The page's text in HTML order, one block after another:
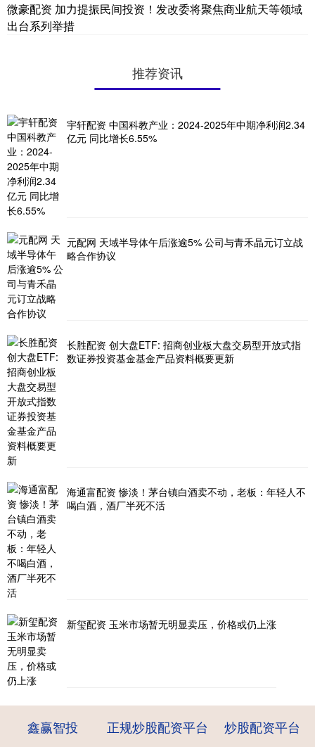
微豪配资 加力提振民间投资！发改委将聚焦商业航天等领域
出台系列举措
推荐资讯
宇轩配资 中国科教产业：2024-2025年中期净利润2.34
亿元 同比增长6.55%
元配网 天域半导体午后涨逾5% 公司与青禾晶元订立战
略合作协议
长胜配资 创大盘ETF: 招商创业板大盘交易型开放式指
数证券投资基金基金产品资料概要更新
海通富配资 惨淡！茅台镇白酒卖不动，老板：年轻人不
喝白酒，酒厂半死不活
新玺配资 玉米市场暂无明显卖压，价格或仍上涨
鑫赢智投 正规炒股配资平台 炒股配资平台